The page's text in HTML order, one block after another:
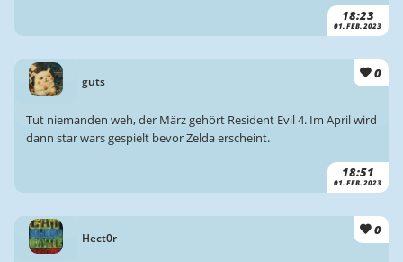
18:23
01. FEB. 2023
guts
0
18:51
01. FEB. 2023
Tut niemanden weh, der März gehört Resident Evil 4. Im April wird
dann star wars gespielt bevor Zelda erscheint.
Hect0r
0